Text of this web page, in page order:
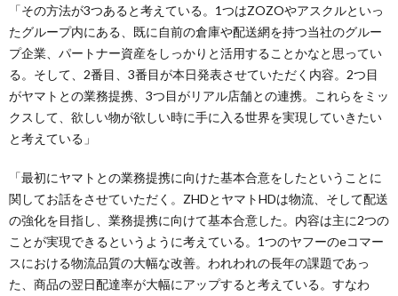
「その方法が3つあると考えている。1つはZOZOやアスクルといっ
たグループ内にある、既に自前の倉庫や配送網を持つ当社のグルー
プ企業、パートナー資産をしっかりと活用することかなと思ってい
る。そして、2番目、3番目が本日発表させていただく内容。2つ目
がヤマトとの業務提携、3つ目がリアル店舗との連携。これらをミッ
クスして、欲しい物が欲しい時に手に入る世界を実現していきたい
と考えている」
「最初にヤマトとの業務提携に向けた基本合意をしたということに
関してお話をさせていただく。ZHDとヤマトHDは物流、そして配送
の強化を目指し、業務提携に向けて基本合意した。内容は主に2つの
ことが実現できるというように考えている。1つのヤフーのeコマー
スにおける物流品質の大幅な改善。われわれの長年の課題であっ
た、商品の翌日配達率が大幅にアップすると考えている。すなわ